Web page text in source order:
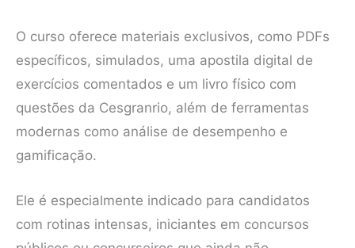
O curso oferece materiais exclusivos, como PDFs
específicos, simulados, uma apostila digital de
exercícios comentados e um livro físico com
questões da Cesgranrio, além de ferramentas
modernas como análise de desempenho e
gamificação.
Ele é especialmente indicado para candidatos
com rotinas intensas, iniciantes em concursos